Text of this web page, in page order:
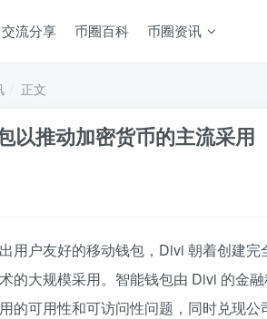
交流分享 币圈百科 币圈资讯
正文
以推动加密货币的主流采用
用户友好的移动钱包，Divi 朝着创建
的大规模采用。智能钱包由 Divi 的金
的可用性和可访问性问题，同时兑现